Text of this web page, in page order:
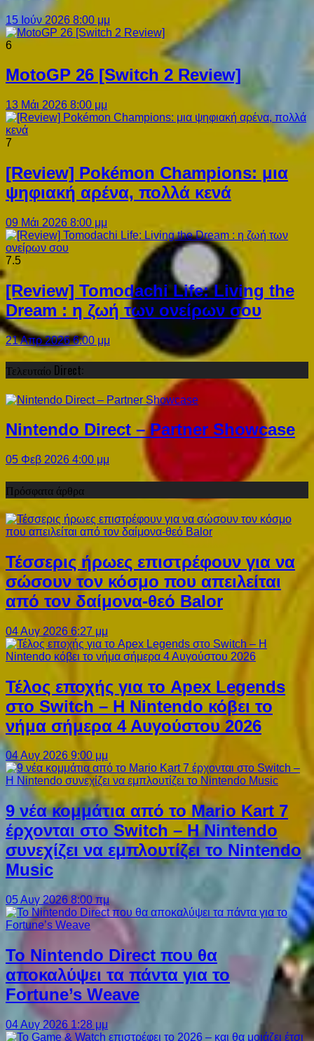
15 Ιούν 2026 8:00 μμ
6
MotoGP 26 [Switch 2 Review]
13 Μάι 2026 8:00 μμ
7
[Review] Pokémon Champions: μια
ψηφιακή αρένα, πολλά κενά
09 Μάι 2026 8:00 μμ
7.5
[Review] Tomodachi Life: Living the
Dream : η ζωή των ονείρων σου
21 Απρ 2026 6:00 μμ
Τελευταίο Direct:
Nintendo Direct – Partner Showcase
05 Φεβ 2026 4:00 μμ
Πρόσφατα άρθρα
Τέσσερις ήρωες επιστρέφουν για να
σώσουν τον κόσμο που απειλείται
από τον δαίμονα-θεό Balor
04 Αυγ 2026 6:27 μμ
Τέλος εποχής για το Apex Legends
στο Switch – Η Nintendo κόβει το
νήμα σήμερα 4 Αυγούστου 2026
04 Αυγ 2026 9:00 μμ
9 νέα κομμάτια από το Mario Kart 7
έρχονται στο Switch – Η Nintendo
συνεχίζει να εμπλουτίζει το Nintendo
Music
05 Αυγ 2026 8:00 πμ
Το Nintendo Direct που θα
αποκαλύψει τα πάντα για το
Fortune’s Weave
04 Αυγ 2026 1:28 μμ